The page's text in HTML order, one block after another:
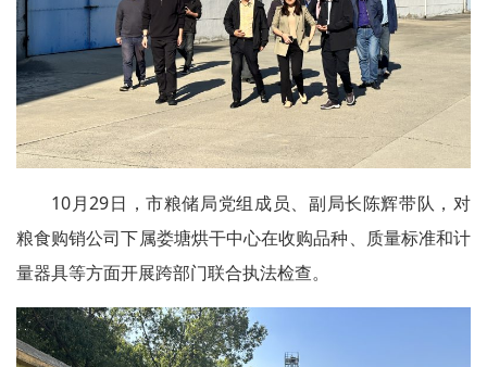
10月29日，市粮储局党组成员、副局长陈辉带队，对
粮食购销公司下属娄塘烘干中心在收购品种、质量标准和计
量器具等方面开展跨部门联合执法检查。